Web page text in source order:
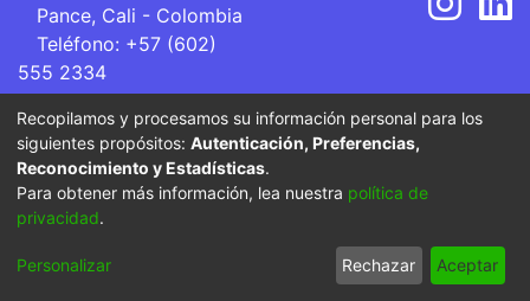
Pance, Cali - Colombia
Teléfono: +57 (602)
555 2334
ventanillaunica@icesi.edu.co
La Universidad Icesi es una Institución de Educación
Superior que se encuentra sujeta a inspección y vigilancia
por parte del Ministerio de Educación Nacional.
Cookie
End User
Agreement
Send
Feedback
Recopilamos y procesamos su información personal para los
siguientes propósitos: Autenticación, Preferencias,
Reconocimiento y Estadísticas.
Para obtener más información, lea nuestra política de
privacidad.
Personalizar Rechazar Aceptar